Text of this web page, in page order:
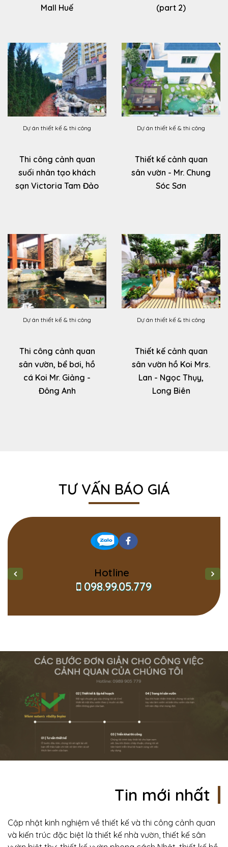
Mall Huế
(part 2)
Dự án thiết kế & thi công
Thi công cảnh quan
suối nhân tạo khách
sạn Victoria Tam Đảo
Dự án thiết kế & thi công
Thiết kế cảnh quan
sân vườn - Mr. Chung
Sóc Sơn
Dự án thiết kế & thi công
Thi công cảnh quan
sân vườn, bể bơi, hồ
cá Koi Mr. Giảng -
Đông Anh
Dự án thiết kế & thi công
Thiết kế cảnh quan
sân vườn hồ Koi Mrs.
Lan - Ngọc Thụy,
Long Biên
TƯ VẤN BÁO GIÁ
Hotline
098.99.05.779
Tin mới nhất
Cập nhật kinh nghiệm về thiết kế và thi công cảnh quan
và kiến trúc đặc biệt là thiết kế nhà vườn, thiết kế sân